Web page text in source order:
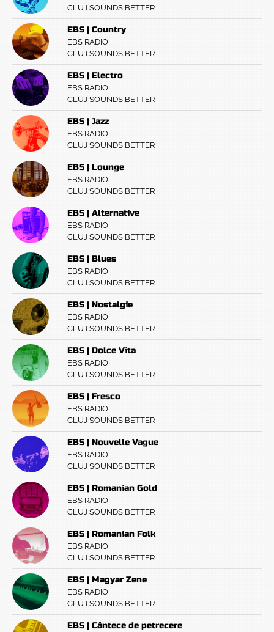
CLUJ SOUNDS BETTER
EBS | Country
EBS RADIO
CLUJ SOUNDS BETTER
EBS | Electro
EBS RADIO
CLUJ SOUNDS BETTER
EBS | Jazz
EBS RADIO
CLUJ SOUNDS BETTER
EBS | Lounge
EBS RADIO
CLUJ SOUNDS BETTER
EBS | Alternative
EBS RADIO
CLUJ SOUNDS BETTER
EBS | Blues
EBS RADIO
CLUJ SOUNDS BETTER
EBS | Nostalgie
EBS RADIO
CLUJ SOUNDS BETTER
EBS | Dolce Vita
EBS RADIO
CLUJ SOUNDS BETTER
EBS | Fresco
EBS RADIO
CLUJ SOUNDS BETTER
EBS | Nouvelle Vague
EBS RADIO
CLUJ SOUNDS BETTER
EBS | Romanian Gold
EBS RADIO
CLUJ SOUNDS BETTER
EBS | Romanian Folk
EBS RADIO
CLUJ SOUNDS BETTER
EBS | Magyar Zene
EBS RADIO
CLUJ SOUNDS BETTER
EBS | Cântece de petrecere